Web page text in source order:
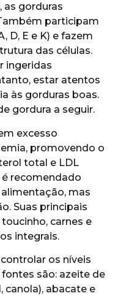
as gorduras
participam
D, E e K) e fazem
das células.
ingeridas
estar atentos
às gorduras boas.
gordura a seguir.
excesso
promovendo o
total e LDL
recomendado
mas
Suas principais
carnes e
integrais.
os níveis
são: azeite de
canola), abacate e